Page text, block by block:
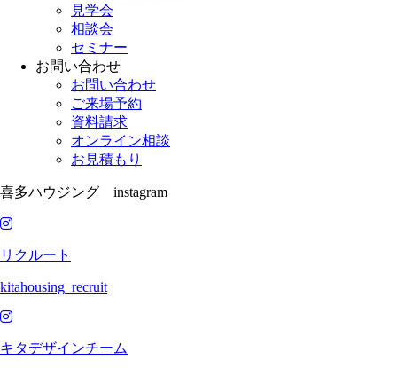
見学会
相談会
セミナー
お問い合わせ
お問い合わせ
ご来場予約
資料請求
オンライン相談
お見積もり
喜多ハウジング instagram
リクルート
kitahousing_recruit
キタデザインチーム